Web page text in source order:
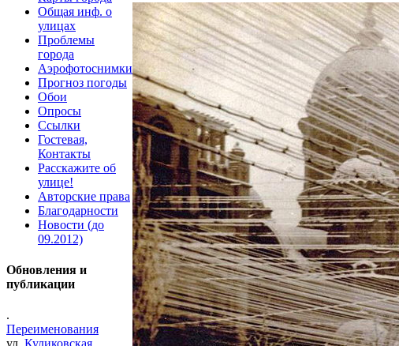
Общая инф. о
улицах
Проблемы
города
Аэрофотоснимки
Прогноз погоды
Обои
Опросы
Ссылки
Гостевая,
Контакты
Расскажите об
улице!
Авторские права
Благодарности
Новости (до
09.2012)
Обновления и
публикации
.
Переименования
ул. Куликовская